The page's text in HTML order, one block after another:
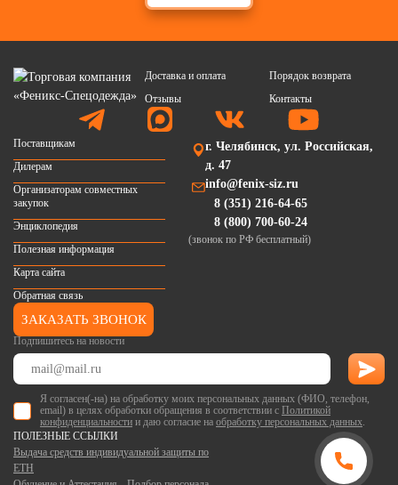
Доставка и оплата
Порядок возврата
Отзывы
Контакты
Подпишитесь на новости
Я согласен(-на) на обработку моих персональных данных (ФИО, телефон,
email) в целях обработки обращения в соответствии с Политикой
конфиденциальности и даю согласие на обработку персональных данных.
Поставщикам
Дилерам
Организаторам совместных
закупок
Энциклопедия
Полезная информация
Карта сайта
Обратная связь
г. Челябинск, ул. Российская,
д. 47
info@fenix-siz.ru
8 (351) 216-64-65
8 (800) 700-60-24
(звонок по РФ бесплатный)
ЗАКАЗАТЬ ЗВОНОК
ПОЛЕЗНЫЕ ССЫЛКИ
Выдача средств индивидуальной защиты по
ЕТН